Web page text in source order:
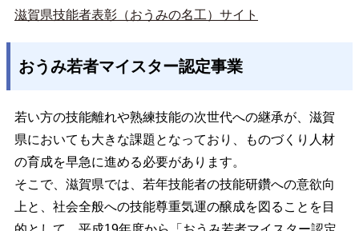
滋賀県技能者表彰（おうみの名工）サイト
おうみ若者マイスター認定事業
若い方の技能離れや熟練技能の次世代への継承が、滋賀
県においても大きな課題となっており、ものづくり人材
の育成を早急に進める必要があります。
そこで、滋賀県では、若年技能者の技能研鑽への意欲向
上と、社会全般への技能尊重気運の醸成を図ることを目